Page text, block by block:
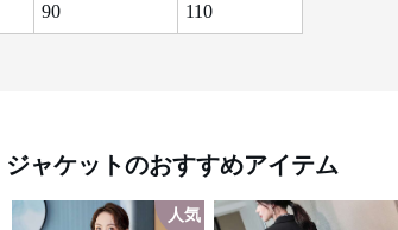
90 110
ジャケットのおすすめアイテム
人気